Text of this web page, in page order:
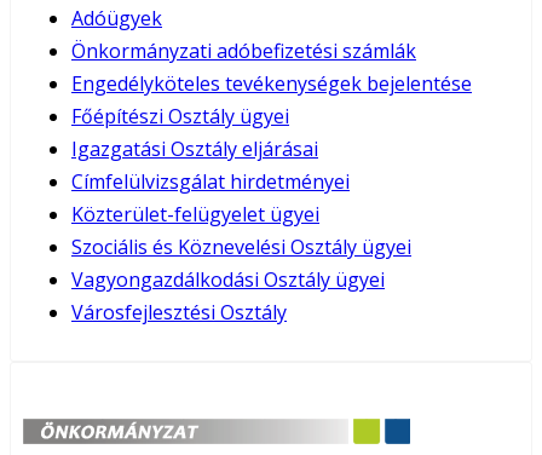
Adóügyek
Önkormányzati adóbefizetési számlák
Engedélyköteles tevékenységek bejelentése
Főépítészi Osztály ügyei
Igazgatási Osztály eljárásai
Címfelülvizsgálat hirdetményei
Közterület-felügyelet ügyei
Szociális és Köznevelési Osztály ügyei
Vagyongazdálkodási Osztály ügyei
Városfejlesztési Osztály